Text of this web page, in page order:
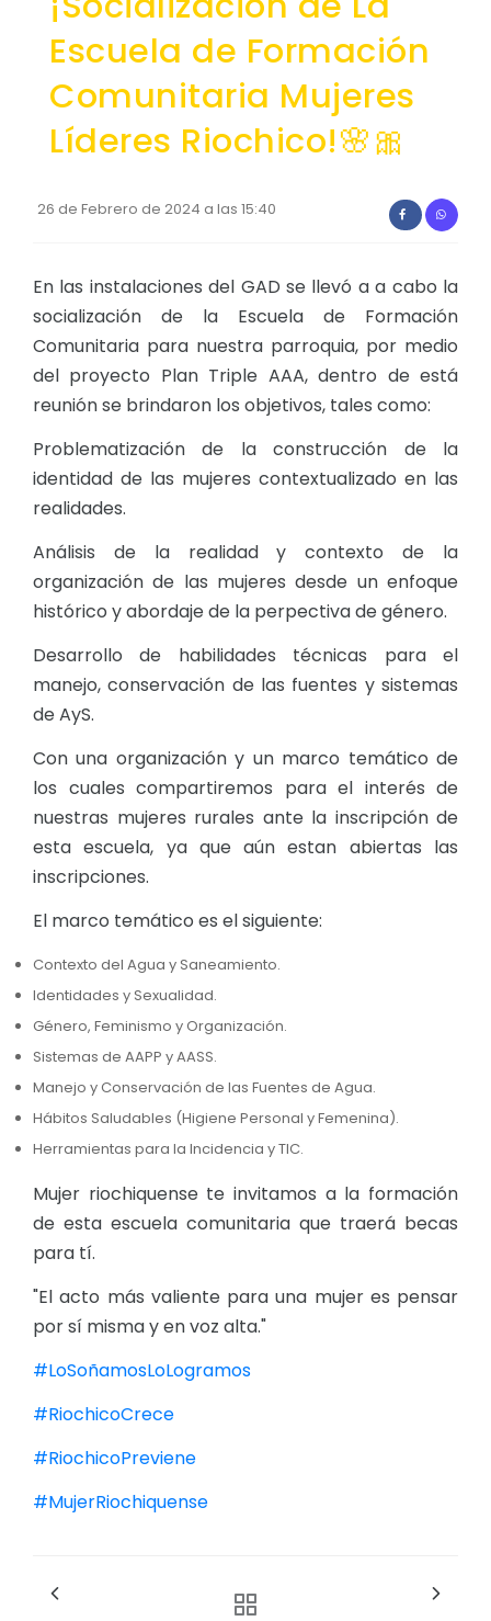
GESTIÓN ADMINISTRATIVA
Plan de desarrollo y Ordenamiento Territorial -
Plan Anual Contratación - PAC
Cédulas presupuestarias y balances
Procesos de contratación
Ejecución Presupuestaria
Escuela de Formación
Comunitaria Mujeres
Líderes Riochico!🌸🎀
26 de Febrero de 2024 a las 15:40
En las instalaciones del GAD se llevó a a cabo la
socialización de la Escuela de Formación
Comunitaria para nuestra parroquia, por medio
del proyecto Plan Triple AAA, dentro de está
reunión se brindaron los objetivos, tales como:
Problematización de la construcción de la
identidad de las mujeres contextualizado en las
realidades.
Análisis de la realidad y contexto de la
organización de las mujeres desde un enfoque
histórico y abordaje de la perpectiva de género.
Desarrollo de habilidades técnicas para el
manejo, conservación de las fuentes y sistemas
de AyS.
Con una organización y un marco temático de
los cuales compartiremos para el interés de
nuestras mujeres rurales ante la inscripción de
esta escuela, ya que aún estan abiertas las
inscripciones.
El marco temático es el siguiente:
Contexto del Agua y Saneamiento.
Identidades y Sexualidad.
Género, Feminismo y Organización.
Sistemas de AAPP y AASS.
Manejo y Conservación de las Fuentes de Agua.
Hábitos Saludables (Higiene Personal y Femenina).
Herramientas para la Incidencia y TIC.
Mujer riochiquense te invitamos a la formación
de esta escuela comunitaria que traerá becas
para tí.
"El acto más valiente para una mujer es pensar
por sí misma y en voz alta."
#LoSoñamosLoLogramos
#RiochicoCrece
#RiochicoPreviene
#MujerRiochiquense